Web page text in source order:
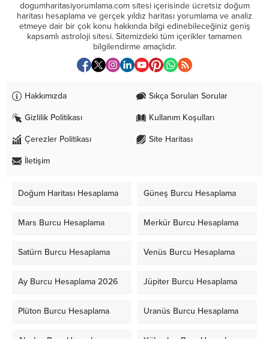
dogumharitasiyorumlama.com sitesi içerisinde ücretsiz doğum
haritası hesaplama ve gerçek yıldız haritası yorumlama ve analiz
etmeye dair bir çok konu hakkında bilgi edinebileceğiniz geniş
kapsamlı astroloji sitesi. Sitemizdeki tüm içerikler tamamen
bilgilendirme amaçlıdır.
Hakkımızda Sıkça Sorulan Sorular
Gizlilik Politikası Kullanım Koşulları
Çerezler Politikası Site Haritası
İletişim
Doğum Haritası Hesaplama Güneş Burcu Hesaplama
Mars Burcu Hesaplama Merkür Burcu Hesaplama
Satürn Burcu Hesaplama Venüs Burcu Hesaplama
Ay Burcu Hesaplama 2026 Jüpiter Burcu Hesaplama
Plüton Burcu Hesaplama Uranüs Burcu Hesaplama